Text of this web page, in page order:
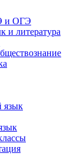
и ОГЭ
и литература
язык